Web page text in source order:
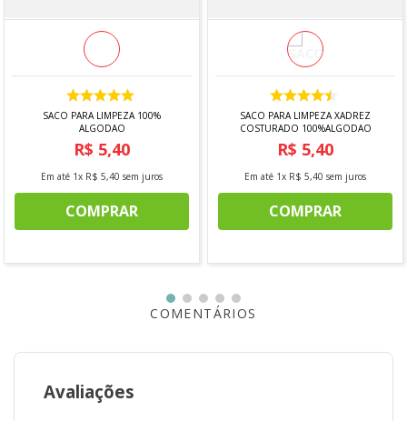
(A)18,8 X (L)11,3 X (P)10,9
Imagem meramente ilustrativa*
SACO PARA LIMPEZA 100%
ALGODAO
R$ 5,40
Em até 1x R$ 5,40 sem juros
COMPRAR
SACO PARA LIMPEZA XADREZ
COSTURADO 100%ALGODAO
R$ 5,40
Em até 1x R$ 5,40 sem juros
COMPRAR
COMENTÁRIOS
Avaliações